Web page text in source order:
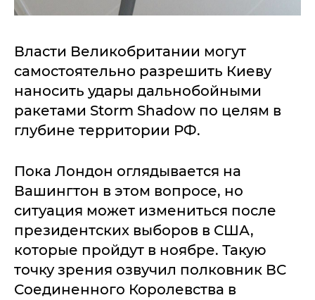
Власти Великобритании могут
самостоятельно разрешить Киеву
наносить удары дальнобойными
ракетами Storm Shadow по целям в
глубине территории РФ.
Пока Лондон оглядывается на
Вашингтон в этом вопросе, но
ситуация может измениться после
президентских выборов в США,
которые пройдут в ноябре. Такую
точку зрения озвучил полковник ВС
Соединенного Королевства в